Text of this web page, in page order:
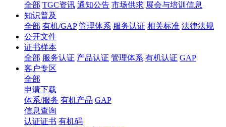
全部 TGC资讯 通知公告 市场供求 展会与培训信息
知识普及
全部 有机/GAP 管理体系 服务认证 相关标准 法律法规
公开文件
证书样本
全部 服务认证 产品认证 管理体系 有机认证 GAP
客户专区
全部
申请下载
体系/服务 有机产品 GAP
信息查询
认证证书 有机码